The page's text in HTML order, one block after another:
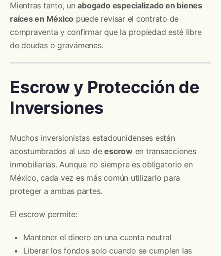
Mientras tanto, unabogado especializado en bienes
raíces en México puede revisar el contrato de
compraventa y confirmar que la propiedad esté libre
de deudas o gravámenes.
Escrow y Protección de
Inversiones
Muchos inversionistas estadounidenses están
acostumbrados al uso deescrow en transacciones
inmobiliarias. Aunque no siempre es obligatorio en
México, cada vez es más común utilizarlo para
proteger a ambas partes.
El escrow permite:
Mantener el dinero en una cuenta neutral
Liberar los fondos solo cuando se cumplen las